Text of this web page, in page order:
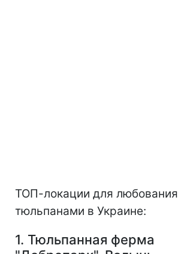
ТОП-локации для любования
тюльпанами в Украине:
1. Тюльпанная ферма